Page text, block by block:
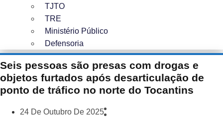
TJTO
TRE
Ministério Público
Defensoria
Seis pessoas são presas com drogas e
objetos furtados após desarticulação de
ponto de tráfico no norte do Tocantins
24 De Outubro De 2025